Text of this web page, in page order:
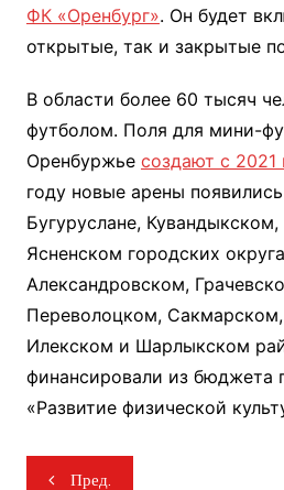
ФК «Оренбург». Он будет
открытые, так и закрытые
В области более 60 тысяч
футболом. Поля для мини-
Оренбуржье создают с 2021
году новые арены
Бугуруслане,
Ясненском городских
Александровском,
Переволоцком,
Илекском и Шарлыкском
финансировали из бюджета
«Развитие физической
Навигация
Пред.